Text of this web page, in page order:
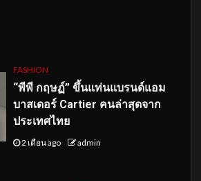
FASHION
“พีพี กฤษฏ์” ขึ้นแท่นแบรนด์แอม
บาสเดอร์ Cartier คนล่าสุดจาก
ประเทศไทย
2 เดือน ago admin